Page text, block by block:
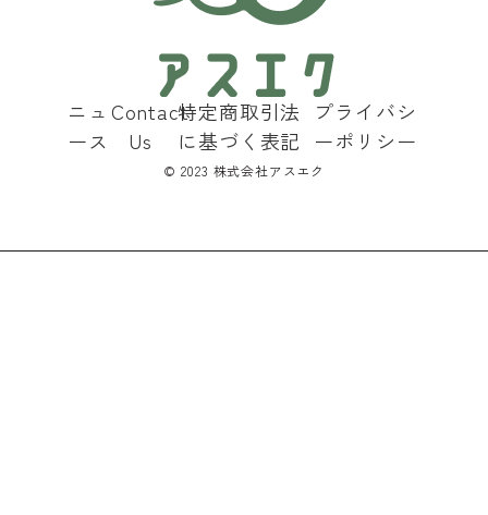
ニュ
ース
Contact
Us
特定商取引法
に基づく表記
プライバシ
ーポリシー
©︎ 2023 株式会社アスエク